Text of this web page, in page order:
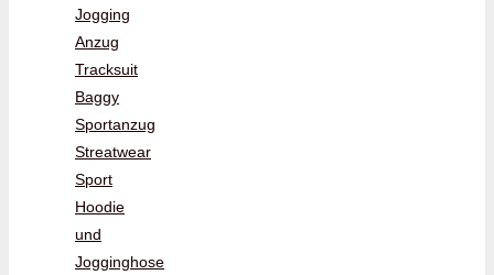
Jogging
Anzug
Tracksuit
Baggy
Sportanzug
Streatwear
Sport
Hoodie
und
Jogginghose